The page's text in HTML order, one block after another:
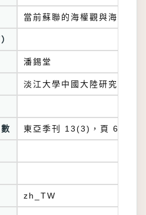
當前蘇聯的海權觀與海軍戰
潘錫堂
淡江大學中國大陸研究所
東亞季刊 13(3)，頁 66-86
zh_TW